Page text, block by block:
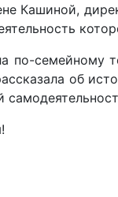
Кашиной,
по-семейному
об